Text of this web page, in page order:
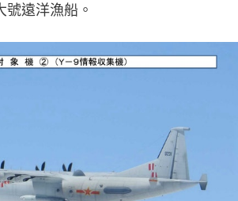
號遠洋漁船。